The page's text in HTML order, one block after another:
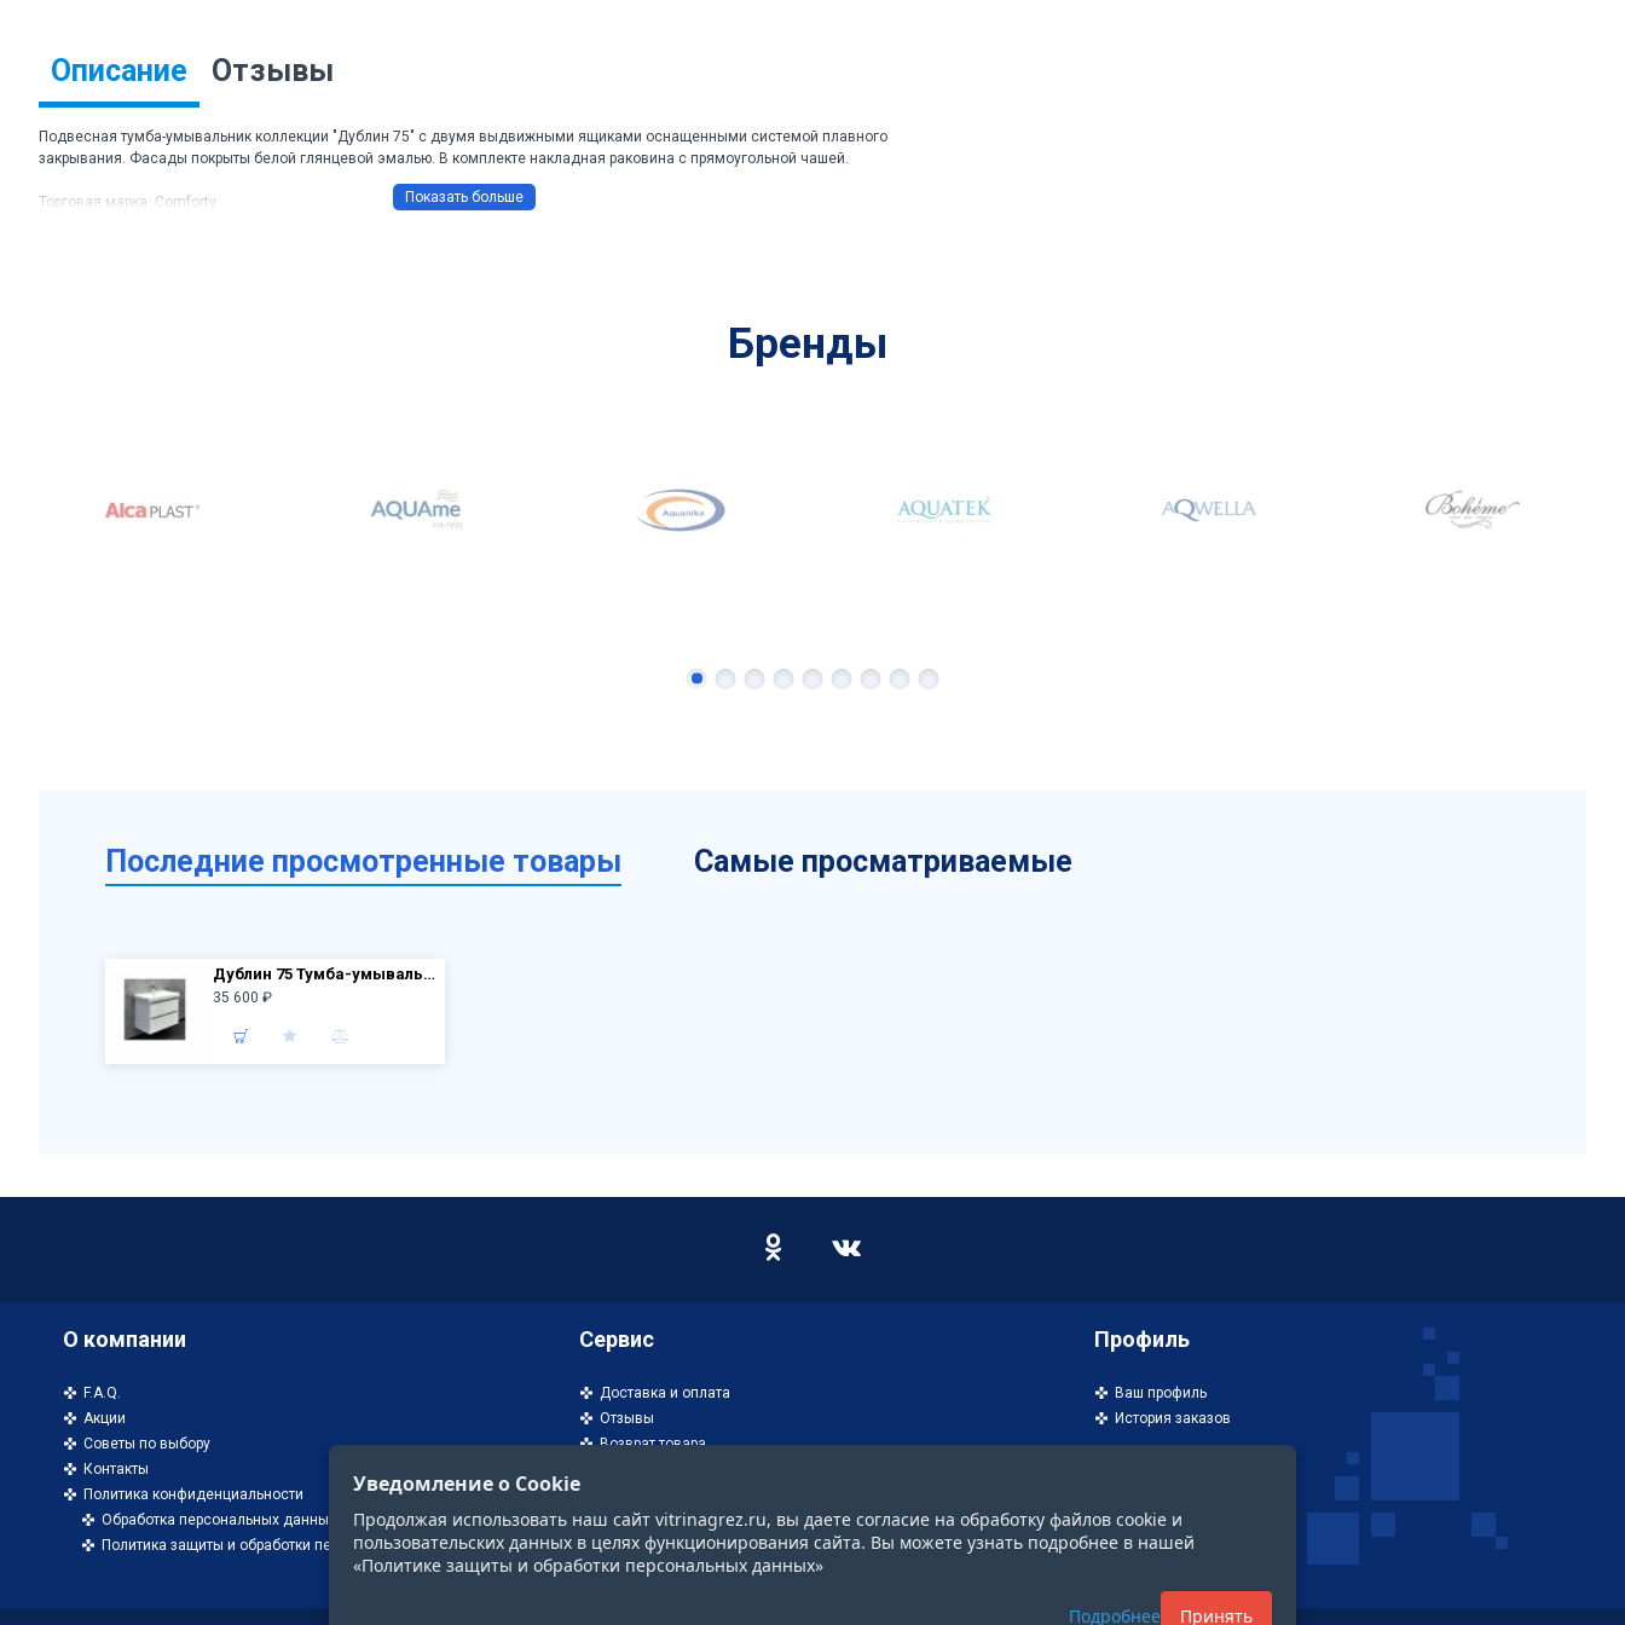
Описание Отзывы
Подвесная тумба-умывальник коллекции "Дублин 75" с двумя выдвижными ящиками оснащенными системой плавного
закрывания. Фасады покрыты белой глянцевой эмалью. В комплекте накладная раковина с прямоугольной чашей.
Торговая марка: Comforty
Бренды
Последние просмотренные товары Самые просматриваемые
Дублин 75 Тумба-умывальник Белый глянец с раковиной Comforty 8057
35 600 ₽
О компании
F.A.Q.
Акции
Советы по выбору
Контакты
Политика конфиденциальности
Обработка персональных данных
Политика защиты и обработки персональных данных
Сервис
Доставка и оплата
Отзывы
Возврат товара
Профиль
Ваш профиль
История заказов
Уведомление о Cookie
Продолжая использовать наш сайт vitrinagrez.ru, вы даете согласие на обработку файлов cookie и
пользовательских данных в целях функционирования сайта. Вы можете узнать подробнее в нашей
«Политике защиты и обработки персональных данных»
Подробнее Принять